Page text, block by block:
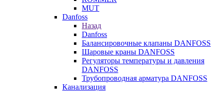
MUT
Danfoss
Назад
Danfoss
Балансировочные клапаны DANFOSS
Шаровые краны DANFOSS
Регуляторы температуры и давления
DANFOSS
Трубопроводная арматура DANFOSS
Канализация